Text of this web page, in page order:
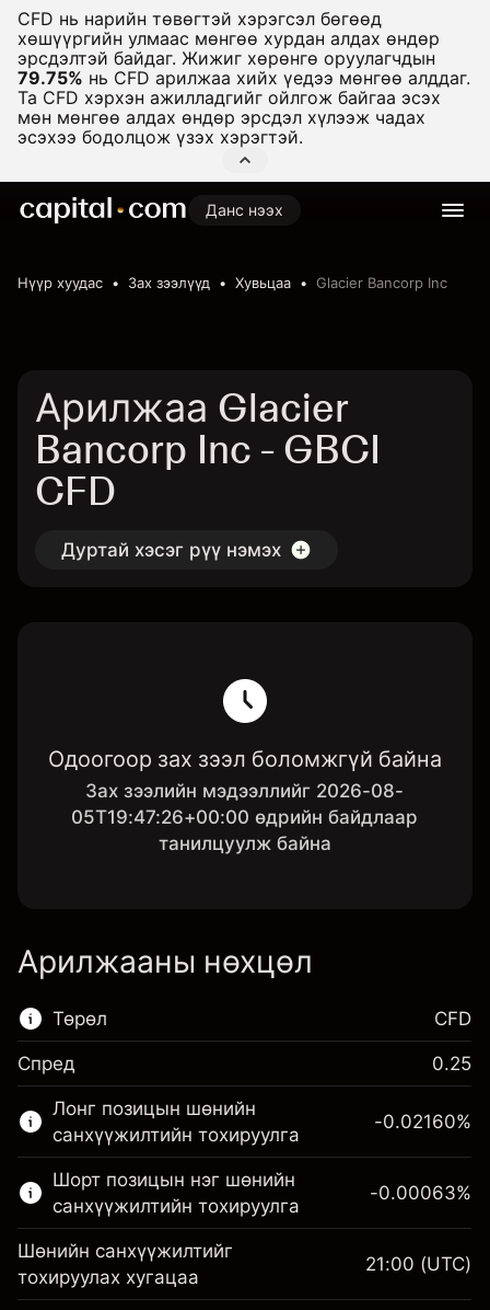
CFD нь нарийн төвөгтэй хэрэгсэл бөгөөд
хөшүүргийн улмаас мөнгөө хурдан алдах өндөр
эрсдэлтэй байдаг. Жижиг хөрөнгө оруулагчдын
79.75% нь CFD арилжаа хийх үедээ мөнгөө алддаг.
Та CFD хэрхэн ажилладгийг ойлгож байгаа эсэх
мөн мөнгөө алдах өндөр эрсдэл хүлээж чадах
эсэхээ бодолцож үзэх хэрэгтэй.
Данс нээх
Нүүр хуудас Зах зээлүүд Хувьцаа Glacier Bancorp Inc
Арилжаа Glacier
Bancorp Inc - GBCI
CFD
Дуртай хэсэг рүү нэмэх
Одоогоор зах зээл боломжгүй байна
Зах зээлийн мэдээллийг 2026-08-
05T19:47:26+00:00 өдрийн байдлаар
танилцуулж байна
Арилжааны нөхцөл
Төрөл
Энэ санхүүгийн зах зээл зөвхөн CFD
арилжаанд зориулагдсан.
Дэлгэрэнгүй мэдээллийг:
CFD-үүд
CFD
Спред 0.25
Лонг позицын шөнийн
санхүүжилтийн тохируулга
-0.02160%
Шорт позицын нэг шөнийн
санхүүжилтийн тохируулга
-0.00063%
Шөнийн санхүүжилтийг
тохируулах хугацаа
21:00 (UTC)